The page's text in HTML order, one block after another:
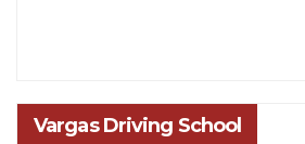
Vargas Driving School